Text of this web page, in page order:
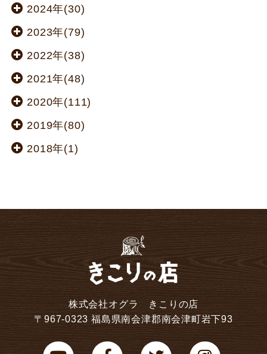
2024年(30)
2023年(79)
2022年(38)
2021年(48)
2020年(111)
2019年(80)
2018年(1)
株式会社オグラ きこりの店
〒967-0323 福島県南会津郡南会津町岩下93